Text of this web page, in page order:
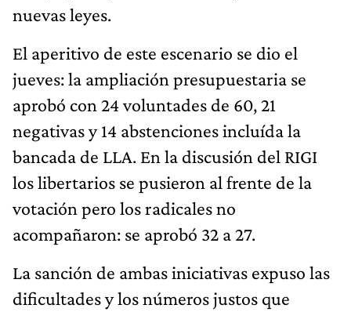
nuevas leyes.
El aperitivo de este escenario se dio el
jueves: la ampliación presupuestaria se
aprobó con 24 voluntades de 60, 21
negativas y 14 abstenciones incluída la
bancada de LLA. En la discusión del RIGI
los libertarios se pusieron al frente de la
votación pero los radicales no
acompañaron: se aprobó 32 a 27.
La sanción de ambas iniciativas expuso las
dificultades y los números justos que